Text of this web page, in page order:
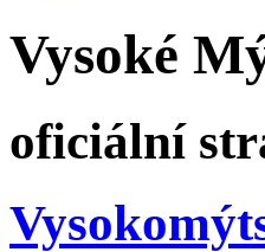
Vysoké
oficiální